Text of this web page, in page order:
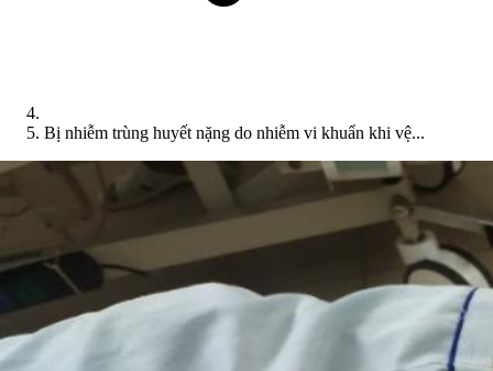
Bị nhiễm trùng huyết nặng do nhiễm vi khuẩn khi vệ...